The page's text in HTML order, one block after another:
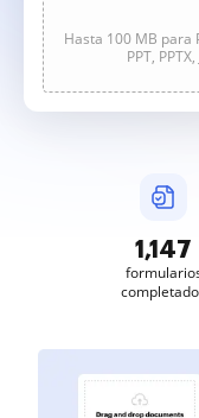
Hasta 100 MB para
PPT,
1,147